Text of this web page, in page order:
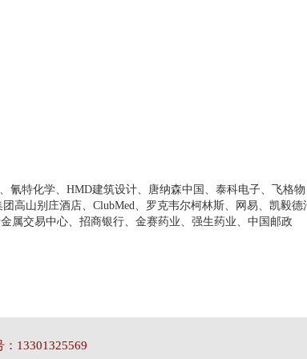
氰特化学、HMD建筑设计、唐纳森中国、泰科电子、飞格物
高山别庄酒店、ClubMed、罗克韦尔柯林斯、网易、凯毅德
属交易中心、招商银行、金赛药业、强生药业、中国邮政
13301325569